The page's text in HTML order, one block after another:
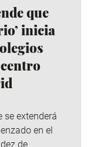
que
inicia
se extenderá
en el
de